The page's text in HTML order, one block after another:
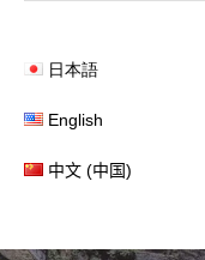
日本語
English
中文 (中国)